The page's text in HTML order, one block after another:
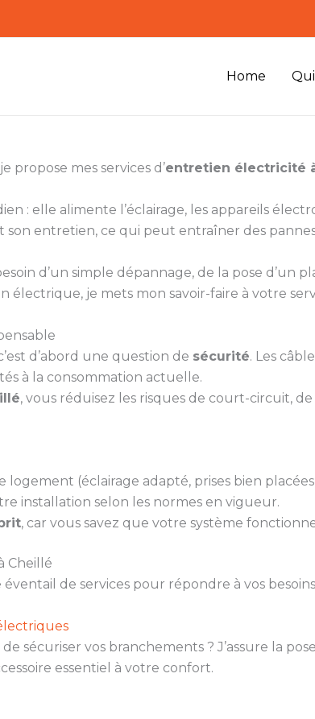
Home
propose mes services d’entretien électricité
: elle alimente l’éclairage, les appareils
entretien, ce qui peut entraîner des
d’un simple dépannage, de la pose d’un
je mets mon savoir-faire à votre
d’abord une question de sécurité. Les
à la consommation actuelle.
, vous réduisez les risques de court-circuit,
logement (éclairage adapté, prises bien
installation selon les normes en vigueur.
, car vous savez que votre système
Cheillé
de services pour répondre à vos
sécuriser vos branchements ? J’assure la
essentiel à votre confort.